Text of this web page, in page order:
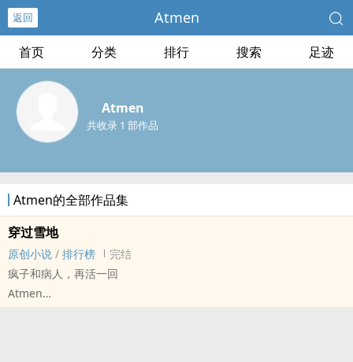
返回 Atmen
首页 分类 排行 搜索 足迹
Atmen
共收录 1 部作品
Atmen的全部作品集
穿过雪地
原创小说 / 排行榜
完结
疯子和病人，再活一回
Atmen